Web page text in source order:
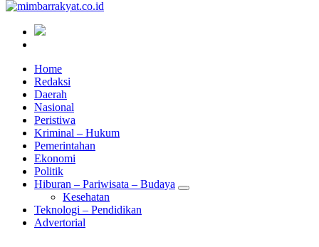
Home
Redaksi
Daerah
Nasional
Peristiwa
Kriminal – Hukum
Pemerintahan
Ekonomi
Politik
Hiburan – Pariwisata – Budaya
Kesehatan
Teknologi – Pendidikan
Advertorial